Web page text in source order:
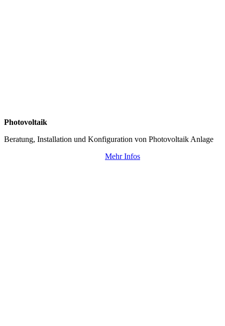
Photovoltaik
Beratung, Installation und Konfiguration von Photovoltaik Anlage
Mehr Infos